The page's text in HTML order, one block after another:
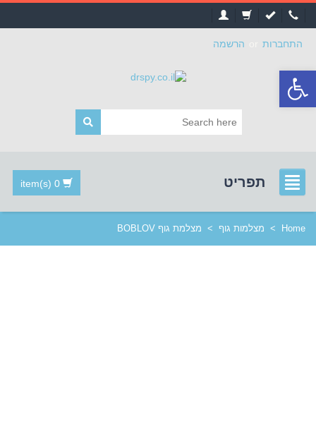
סרגל
נגישות
התחברות הרשמה
תפריט 0 item(s)
Home
> מצלמות גוף > מצלמת גוף BOBLOV‏